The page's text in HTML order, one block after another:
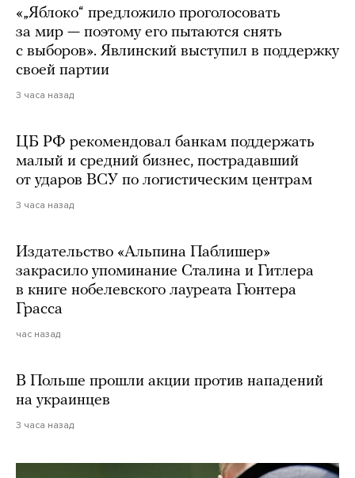
«„Яблоко“ предложило проголосовать
за мир — поэтому его пытаются снять
с выборов». Явлинский выступил в поддержку
своей партии
3 часа назад
ЦБ РФ рекомендовал банкам поддержать
малый и средний бизнес, пострадавший
от ударов ВСУ по логистическим центрам
3 часа назад
Издательство «Альпина Паблишер»
закрасило упоминание Сталина и Гитлера
в книге нобелевского лауреата Гюнтера
Грасса
час назад
В Польше прошли акции против нападений
на украинцев
3 часа назад